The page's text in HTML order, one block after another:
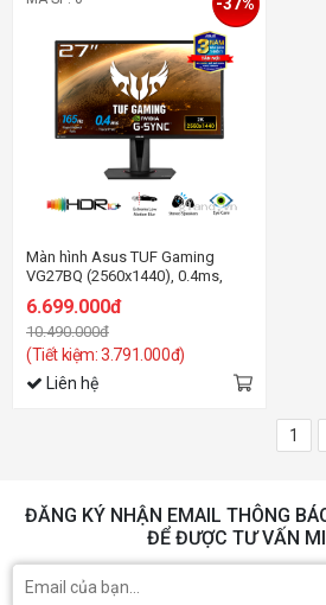
Màn hình Asus TUF Gaming
VG27BQ (2560x1440), 0.4ms,
6.699.000đ
10.490.000đ
(Tiết kiệm: 3.791.000đ)
Liên hệ
1
ĐĂNG KÝ NHẬN EMAIL THÔNG
ĐỂ ĐƯỢC TƯ VẤN